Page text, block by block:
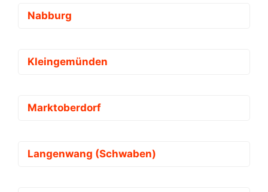
Nabburg
Kleingemünden
Marktoberdorf
Langenwang (Schwaben)